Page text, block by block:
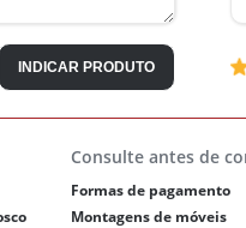
INDICAR PRODUTO
Consulte antes de
Formas de pagamento
Montagens de móveis